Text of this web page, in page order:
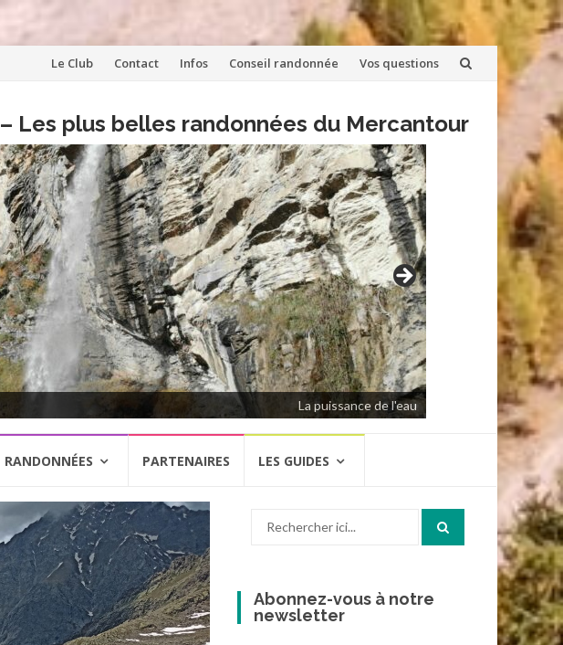
Aller
contenu
Le Club Contact Infos Conseil randonnée Vos questions
Les plus belles randonnées du Mercantour
La puissance de l'eau
RANDONNÉES PARTENAIRES LES GUIDES
Abonnez-vous à notre
newsletter